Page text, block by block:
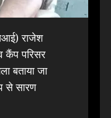
राजेश
कैंप परिसर
बताया जा
से सारण